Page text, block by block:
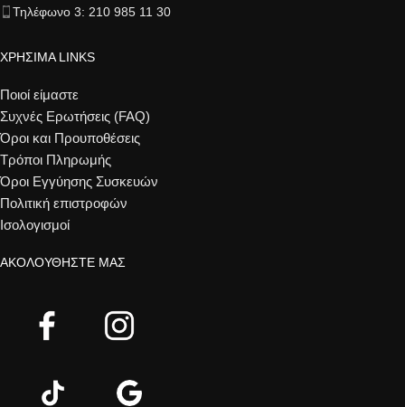
Τηλέφωνο 3: 210 985 11 30
ΧΡΗΣΙΜΑ LINKS
Ποιοί είμαστε
Συχνές Ερωτήσεις (FAQ)
Όροι και Προυποθέσεις
Τρόποι Πληρωμής
Όροι Εγγύησης Συσκευών
Πολιτική επιστροφών
Ισολογισμοί
ΑΚΟΛΟΥΘΉΣΤΕ ΜΑΣ